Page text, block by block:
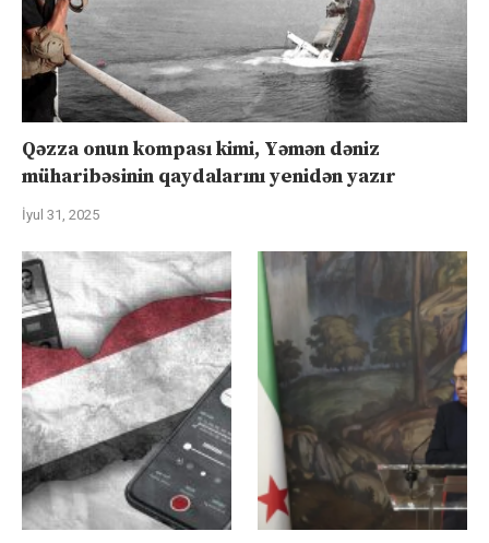
Qəzza onun kompası kimi, Yəmən dəniz
müharibəsinin qaydalarını yenidən yazır
İyul 31, 2025